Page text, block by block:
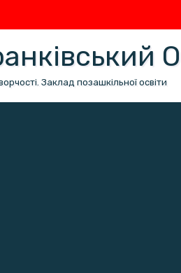
Заклад позашкільної освіти